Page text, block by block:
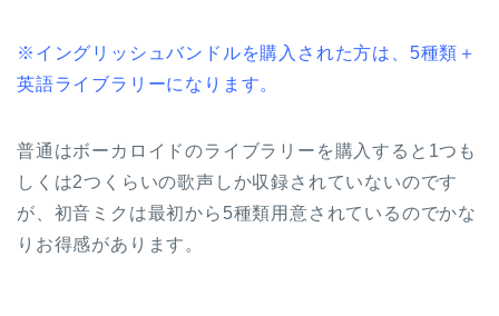
※イングリッシュバンドルを購入された方は、5種類＋
英語ライブラリーになります。
普通はボーカロイドのライブラリーを購入すると1つも
しくは2つくらいの歌声しか収録されていないのです
が、初音ミクは最初から5種類用意されているのでかな
りお得感があります。